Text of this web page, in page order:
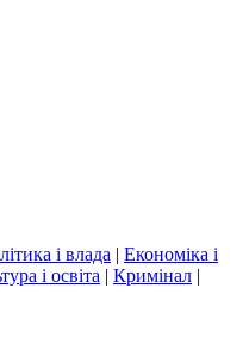
і влада | Економіка і
і освіта | Кримінал |